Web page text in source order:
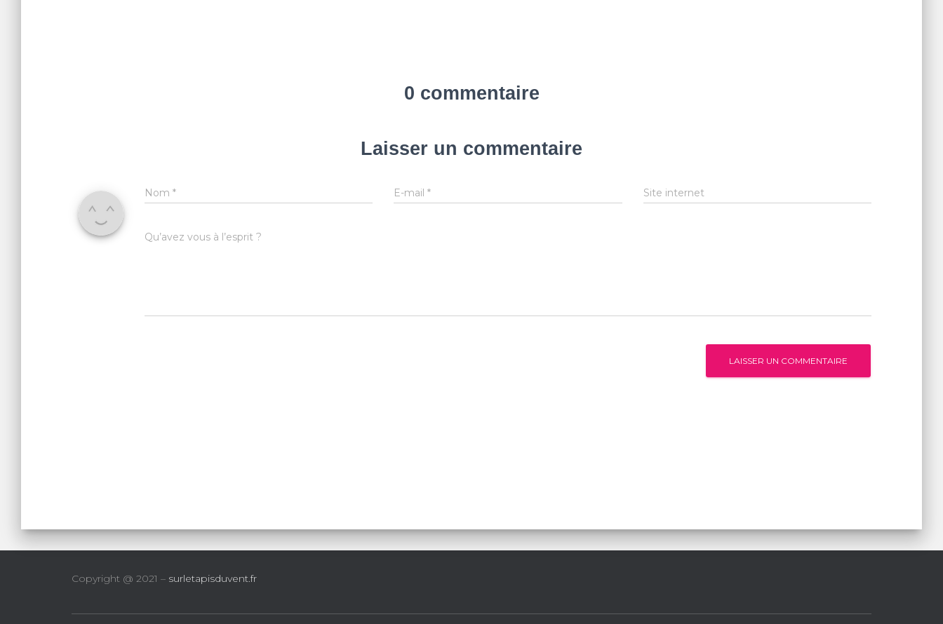
0 commentaire
Laisser un commentaire
Nom * E-mail* Site internet
Qu’avez vous à l’esprit ?
Copyright @ 2021 – surletapisduvent.fr